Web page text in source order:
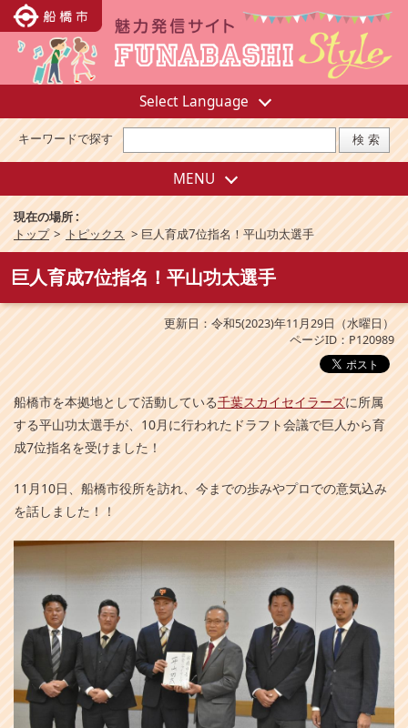
Select Language
キーワードで探す
MENU
現在の場所 :
トップ > トピックス > 巨人育成7位指名！平山功太選手
巨人育成7位指名！平山功太選手
更新日：令和5(2023)年11月29日（水曜日）
ページID：P120989
船橋市を本拠地として活動している千葉スカイセイラーズに所属
する平山功太選手が、10月に行われたドラフト会議で巨人から育
成7位指名を受けました！
11月10日、船橋市役所を訪れ、今までの歩みやプロでの意気込み
を話しました！！